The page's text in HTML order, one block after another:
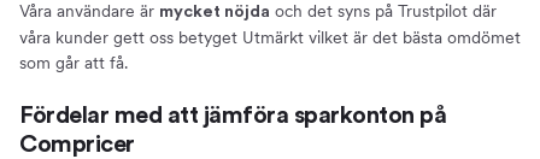
Våra användare är mycket nöjda och det syns på Trustpilot där
våra kunder gett oss betyget Utmärkt vilket är det bästa omdömet
som går att få.
Fördelar med att jämföra sparkonton på
Compricer